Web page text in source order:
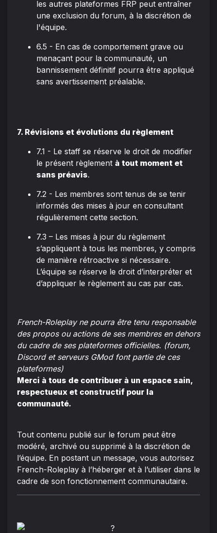
les autres plateformes FRP peut entraîner
une exclusion du forum, à la discrétion de
l'équipe.
6.5 - En cas de comportement grave ou
menaçant pour la communauté, un
bannissement définitif pourra être appliqué
sans avertissement préalable.
7. Révisions et évolutions du règlement
7.1 - Le staff se réserve le droit de modifier
le présent règlement à tout moment et
sans préavis.
7.2 - Les membres sont tenus de se tenir
informés des mises à jour en consultant
régulièrement cette section.
7.3 – Les mises à jour du règlement
s’appliquent à tous les membres, y compris
de manière rétroactive si nécessaire.
L’équipe se réserve le droit d’interpréter et
d’appliquer le règlement au cas par cas.
French-Roleplay ne pourra être tenu responsable
des propos ou actions de ses membres en dehors
du cadre de ses plateformes officielles. (forum,
Discord et serveurs GMod font partie de ces
plateformes)
Merci à tous de contribuer à un espace sain,
respectueux et constructif pour la
communauté.
Tout contenu publié sur le forum peut être
modéré, archivé ou supprimé à la discrétion de
l’équipe. En postant un message, vous autorisez
French-Roleplay à l’héberger et à l’utiliser dans le
cadre de son fonctionnement communautaire.